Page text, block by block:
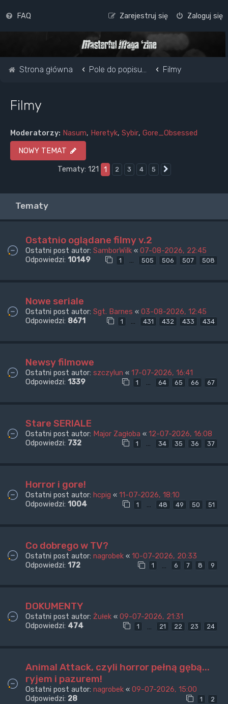
FAQ Zaloguj się
Zarejestruj się
Strona główna Pole do popisu... Filmy
Filmy
Moderatorzy: Nasum, Heretyk, Sybir, Gore_Obsessed
NOWY TEMAT
Tematy: 121
1 2 3 4 5
Tematy
Ostatnio oglądane filmy v.2
Ostatni post autor: SamborWilk « 07-08-2026, 22:45
Odpowiedzi: 10149 1 … 505 506 507 508
Nowe seriale
Ostatni post autor: Sgt. Barnes « 03-08-2026, 12:45
Odpowiedzi: 8671 1 … 431 432 433 434
Newsy filmowe
Ostatni post autor: szczylun « 17-07-2026, 16:41
Odpowiedzi: 1339 1 … 64 65 66 67
Stare SERIALE
Ostatni post autor: Major Zagłoba « 12-07-2026, 16:08
Odpowiedzi: 732 1 … 34 35 36 37
Horror i gore!
Ostatni post autor: hcpig « 11-07-2026, 18:10
Odpowiedzi: 1004 1 … 48 49 50 51
Co dobrego w TV?
Ostatni post autor: nagrobek « 10-07-2026, 20:33
Odpowiedzi: 172 1 … 6 7 8 9
DOKUMENTY
Ostatni post autor: Żułek « 09-07-2026, 21:31
Odpowiedzi: 474 1 … 21 22 23 24
Animal Attack, czyli horror pełną gębą...
ryjem i pazurem!
Ostatni post autor: nagrobek « 09-07-2026, 15:00
Odpowiedzi: 28 1 2